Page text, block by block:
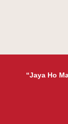
“Jaya Ho